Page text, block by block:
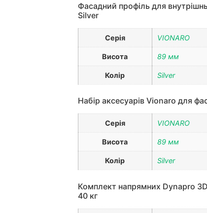
Фасадний профіль для
Silver
Серія VIONARO
Висота 89 мм
Колір Silver
Набір аксесуарів Vionaro для
Серія VIONARO
Висота 89 мм
Колір Silver
Комплект напрямних Dynapro
40 кг